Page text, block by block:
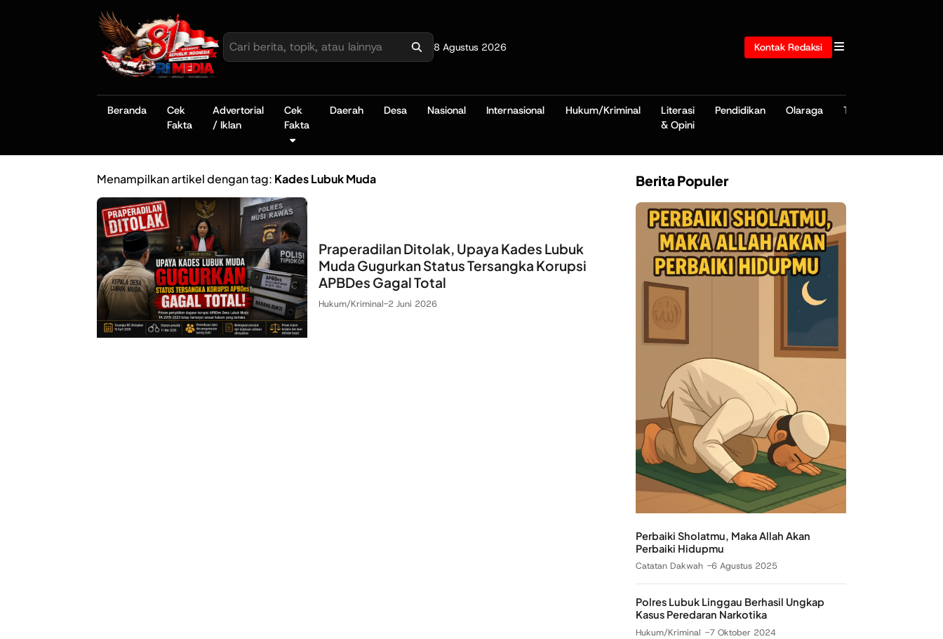
8 Agustus 2026 Kontak Redaksi
Beranda
Cek
Fakta
Advertorial
/ Iklan
Cek
Fakta
Daerah Desa Nasional Internasional Hukum/Kriminal
Literasi
& Opini
Pendidikan Olaraga TNI/POLRI
Menampilkan artikel dengan tag: Kades Lubuk Muda
Praperadilan Ditolak, Upaya Kades Lubuk
Muda Gugurkan Status Tersangka Korupsi
APBDes Gagal Total
Hukum/Kriminal-2 Juni 2026
Berita Populer
Perbaiki Sholatmu, Maka Allah Akan
Perbaiki Hidupmu
Catatan Dakwah 6 Agustus 2025
Polres Lubuk Linggau Berhasil Ungkap
Kasus Peredaran Narkotika
Hukum/Kriminal 7 Oktober 2024